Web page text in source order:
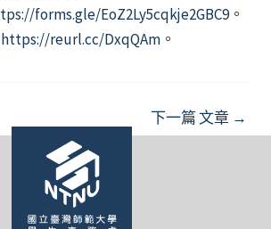
forms.gle/EoZ2Ly5cqkje2GBC9。
https://reurl.cc/DxqQAm。
下一篇 文章 →